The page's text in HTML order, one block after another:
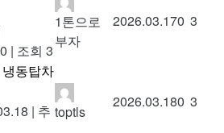
| 조회 3
1톤으로
부자
2026.03.170 3
동탑차
| 추 toptls
2026.03.180 3